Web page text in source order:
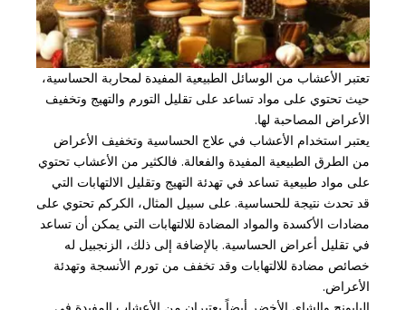
تعتبر الأعشاب من الوسائل الطبيعية المفيدة لمحاربة الحساسية،
حيث تحتوي على مواد تساعد على تقليل التورم والتهيج وتخفيف
الأعراض المصاحبة لها.
يعتبر استخدام الأعشاب في علاج الحساسية وتخفيف الأعراض
من الطرق الطبيعية المفيدة والفعالة. فالكثير من الأعشاب تحتوي
على مواد طبيعية تساعد في تهدئة التهيج وتقليل الالتهابات التي
قد تحدث نتيجة للحساسية. على سبيل المثال، الكركم تحتوي على
مضادات الأكسدة والمواد المضادة للالتهابات التي يمكن أن تساعد
في تقليل أعراض الحساسية. بالإضافة إلى ذلك، الزنجبيل له
خصائص مضادة للالتهابات وقد تخفف من تورم الأنسجة وتهدئة
الأعراض.